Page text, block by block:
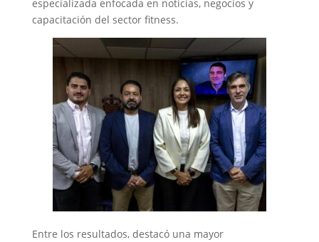
especializada enfocada en noticias, negocios y
capacitación del sector fitness.
Entre los resultados, destacó una mayor